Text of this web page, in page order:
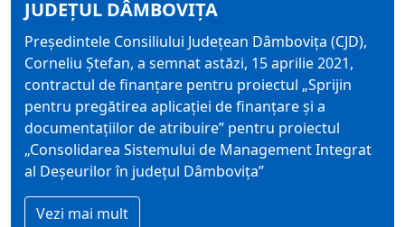
JUDEȚUL DÂMBOVIȚA
Președintele Consiliului Județean Dâmbovița (CJD),
Corneliu Ștefan, a semnat astăzi, 15 aprilie 2021,
contractul de finanțare pentru proiectul „Sprijin
pentru pregătirea aplicației de finanțare și a
documentațiilor de atribuire” pentru proiectul
„Consolidarea Sistemului de Management Integrat
al Deșeurilor în județul Dâmbovița”
Vezi mai mult